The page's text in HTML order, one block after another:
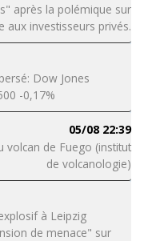
après la polémique sur
aux investisseurs privés.
Dow Jones
-0,17%
05/08 22:39
volcan de Fuego (institut
de volcanologie)
à Leipzig
de menace" sur